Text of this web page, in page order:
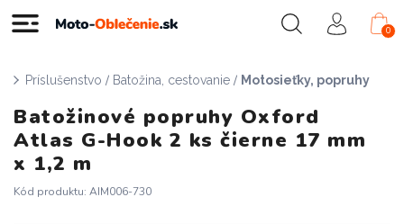
0
Príslušenstvo / Batožina, cestovanie / Motosieťky, popruhy
Batožinové popruhy Oxford
Atlas G-Hook 2 ks čierne 17 mm
x 1,2 m
Kód produktu: AIM006-730